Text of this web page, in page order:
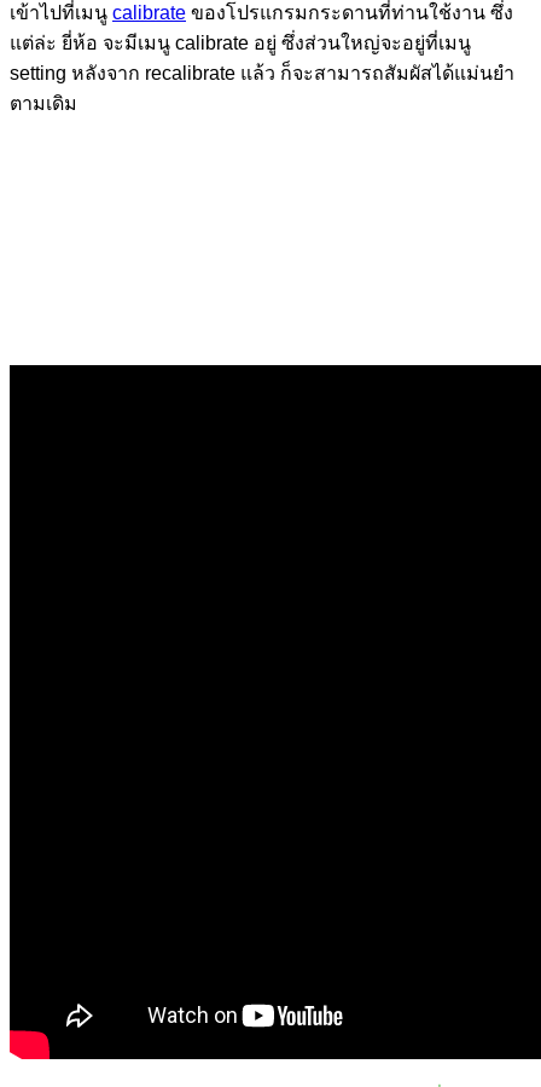
เข้าไปที่เมนู calibrate ของโปรแกรมกระดานที่ท่านใช้งาน ซึ่ง
แต่ล่ะ ยี่ห้อ จะมีเมนู calibrate อยู่ ซึ่งส่วนใหญ่จะอยู่ที่เมนู
setting หลังจาก recalibrate แล้ว ก็จะสามารถสัมผัสได้แม่นยำ
ตามเดิม